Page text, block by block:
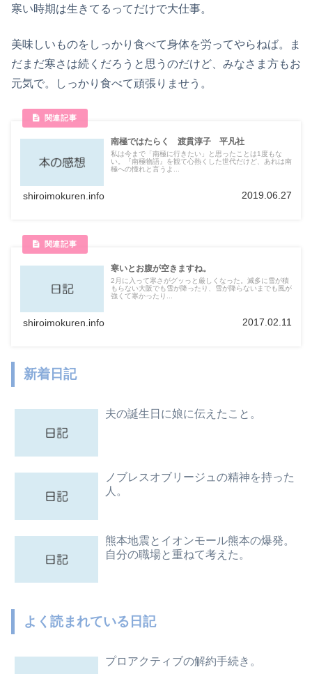
寒い時期は生きてるってだけで大仕事。
美味しいものをしっかり食べて身体を労ってやらねば。ま
だまだ寒さは続くだろうと思うのだけど、みなさま方もお
元気で。しっかり食べて頑張りませう。
南極ではたらく 渡貫淳子 平凡社
私は今まで「南極に行きたい」と思ったことは1度もな
い。『南極物語』を観て心熱くした世代だけど、あれは南
極への憧れと言うよ...
shiroimokuren.info 2019.06.27
寒いとお腹が空きますね。
2月に入って寒さがグッっと厳しくなった。滅多に雪が積
もらない大阪でも雪が降ったり、雪が降らないまでも風が
強くて寒かったり...
shiroimokuren.info 2017.02.11
新着日記
夫の誕生日に娘に伝えたこと。
ノブレスオブリージュの精神を持った
人。
熊本地震とイオンモール熊本の爆発。
自分の職場と重ねて考えた。
よく読まれている日記
プロアクティブの解約手続き。